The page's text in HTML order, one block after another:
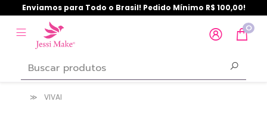
Enviamos para Todo o Brasil! Pedido Mínimo R$ 100,00!
0
VIVAI